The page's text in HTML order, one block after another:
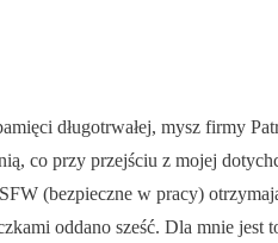
długotrwałej, mysz firmy
co przy przejściu z mojej
(bezpieczne w pracy)
oddano sześć. Dla mnie jest